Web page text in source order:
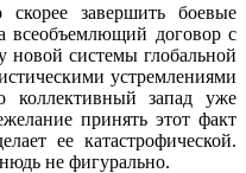
завершить боевые
всеобъемлющий договор с
новой системы глобальной
устремлениями
запад уже
принять этот факт
ее катастрофической.
не фигурально.